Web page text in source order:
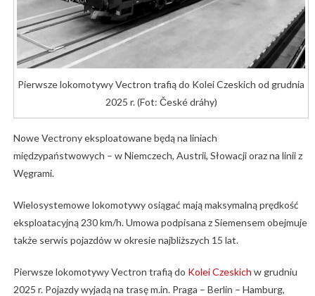
Pierwsze lokomotywy Vectron trafią do Kolei Czeskich od grudnia
2025 r. (Fot: České dráhy)
Nowe Vectrony eksploatowane będą na liniach
międzypaństwowych – w Niemczech, Austrii, Słowacji oraz na linii z
Węgrami.
Wielosystemowe lokomotywy osiągać mają maksymalną prędkość
eksploatacyjną 230 km/h. Umowa podpisana z Siemensem obejmuje
także serwis pojazdów w okresie najbliższych 15 lat.
Pierwsze lokomotywy Vectron trafią do Kolei Czeskich w grudniu
2025 r. Pojazdy wyjadą na trasę m.in. Praga – Berlin – Hamburg,